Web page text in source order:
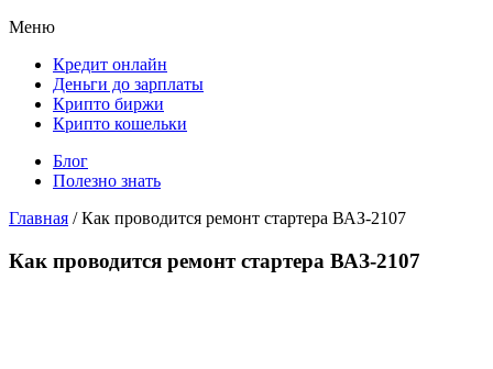
Меню
Кредит онлайн
Деньги до зарплаты
Крипто биржи
Крипто кошельки
Блог
Полезно знать
Главная / Как проводится ремонт стартера ВАЗ-2107
Как проводится ремонт стартера ВАЗ-2107